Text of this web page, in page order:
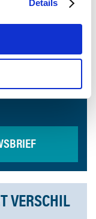
Details
VAN
VERSCHIL